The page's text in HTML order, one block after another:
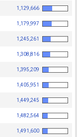
1,129,666
1,179,997
1,245,261
1,308,816
1,395,209
1,405,951
1,449,245
1,482,564
1,491,600